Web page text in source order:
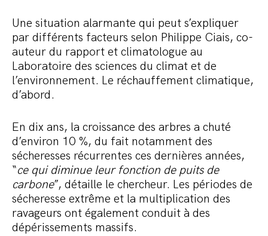
Une situation alarmante qui peut s’expliquer
par différents facteurs selon Philippe Ciais, co-
auteur du rapport et climatologue au
Laboratoire des sciences du climat et de
l’environnement. Le réchauffement climatique,
d’abord.
En dix ans, la croissance des arbres a chuté
d’environ 10 %, du fait notamment des
sécheresses récurrentes ces dernières années,
“ce qui diminue leur fonction de puits de
carbone”, détaille le chercheur. Les périodes de
sécheresse extrême et la multiplication des
ravageurs ont également conduit à des
dépérissements massifs.